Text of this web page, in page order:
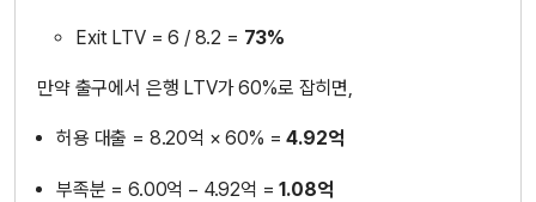
Exit LTV = 6 / 8.2 = 73%
만약 출구에서 은행 LTV가 60%로 잡히면,
허용 대출 = 8.20억 × 60% =4.92억
부족분 = 6.00억 − 4.92억 =1.08억